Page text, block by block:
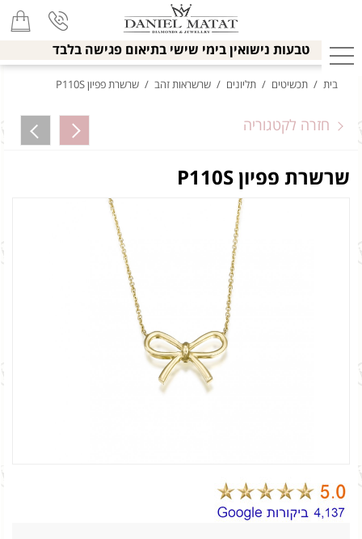
טבעות נישואין בימי שישי בתיאום פגישה בלבד
בית / תכשיטים / תליונים / שרשראות זהב / שרשרת פפיון P110S
חזרה לקטגוריה
שרשרת פפיון P110S